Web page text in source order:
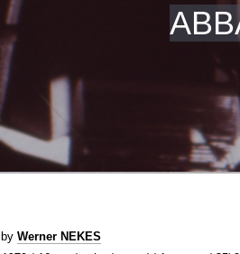
by Werner NEKES